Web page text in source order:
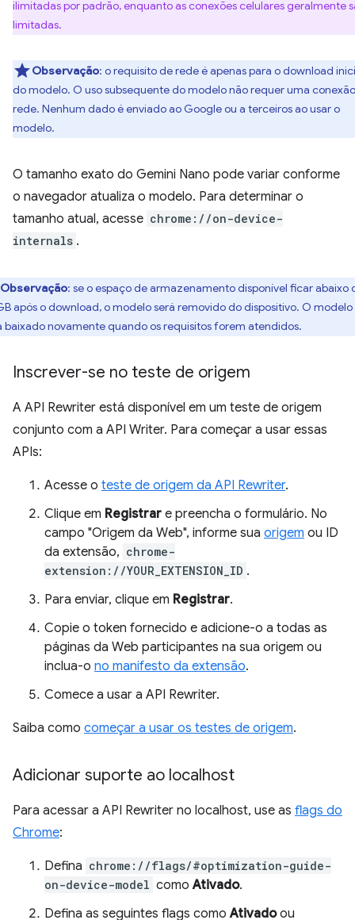
ilimitadas por padrão, enquanto as conexões celulares geralmente
limitadas.
Observação: o requisito de rede é apenas para o download
do modelo. O uso subsequente do modelo não requer uma
rede. Nenhum dado é enviado ao Google ou a terceiros ao usar o
modelo.
O tamanho exato do Gemini Nano pode variar conforme
o navegador atualiza o modelo. Para determinar o
tamanho atual, acesse chrome://on-device-
internals .
Observação: se o espaço de armazenamento disponível ficar abaixo
após o download, o modelo será removido do dispositivo. O modelo
baixado novamente quando os requisitos forem atendidos.
Inscrever-se no teste de origem
A API Rewriter está disponível em um teste de origem
conjunto com a API Writer. Para começar a usar essas
APIs:
Acesse o teste de origem da API Rewriter.
Clique em Registrar e preencha o formulário. No
campo "Origem da Web", informe sua origem ou ID
da extensão, chrome-
extension://YOUR_EXTENSION_ID .
Para enviar, clique em Registrar.
Copie o token fornecido e adicione-o a todas as
páginas da Web participantes na sua origem ou
inclua-o no manifesto da extensão.
Comece a usar a API Rewriter.
Saiba como começar a usar os testes de origem.
Adicionar suporte ao localhost
Para acessar a API Rewriter no localhost, use as flags do
Chrome:
Defina chrome://flags/#optimization-guide-
on-device-model comoAtivado.
Defina as seguintes flags comoAtivadoou